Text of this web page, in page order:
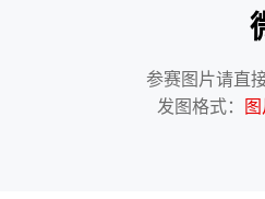
参赛图片请直
发图格式：